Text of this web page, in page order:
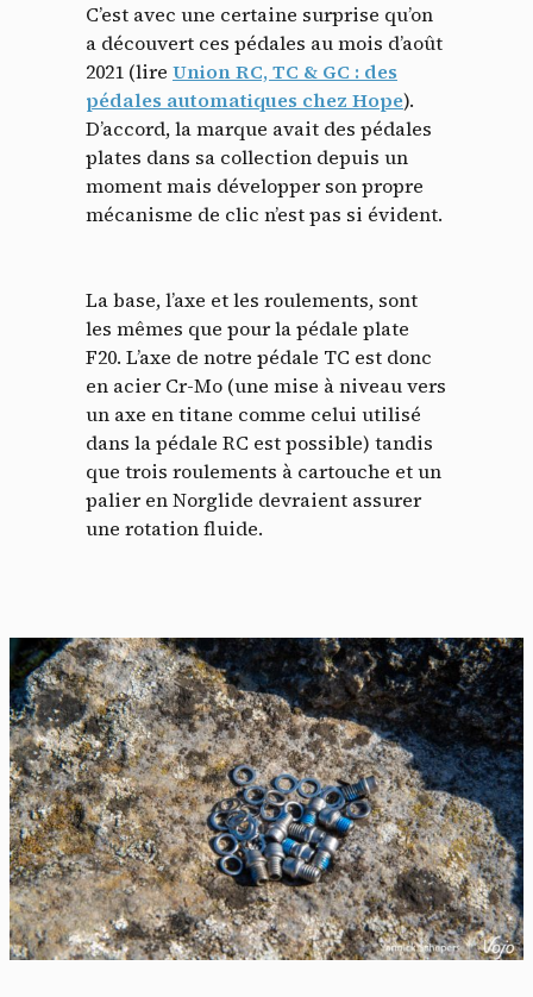
C’est avec une certaine surprise qu’on
a découvert ces pédales au mois d’août
2021 (lire Union RC, TC & GC : des
pédales automatiques chez Hope).
D’accord, la marque avait des pédales
plates dans sa collection depuis un
moment mais développer son propre
mécanisme de clic n’est pas si évident.
La base, l’axe et les roulements, sont
les mêmes que pour la pédale plate
F20. L’axe de notre pédale TC est donc
en acier Cr-Mo (une mise à niveau vers
un axe en titane comme celui utilisé
dans la pédale RC est possible) tandis
que trois roulements à cartouche et un
palier en Norglide devraient assurer
une rotation fluide.